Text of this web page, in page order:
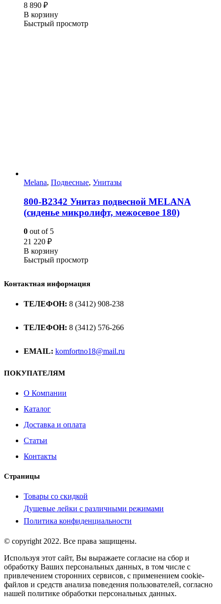
8 890 ₽
В корзину
Быстрый просмотр
Melana, Подвесные, Унитазы
800-В2342 Унитаз подвесной MELANA
(сиденье микролифт, межосевое 180)
0 out of 5
21 220 ₽
В корзину
Быстрый просмотр
Контактная информация
ТЕЛЕФОН: 8 (3412) 908-238
ТЕЛЕФОН: 8 (3412) 576-266
EMAIL: komfortno18@mail.ru
ПОКУПАТЕЛЯМ
О Компании
Каталог
Доставка и оплата
Статьи
Контакты
Страницы
Товары со скидкой
Душевые лейки с различными режимами
Политика конфиденциальности
© copyright 2022. Все права защищены.
Используя этот сайт, Вы выражаете согласие на сбор и
обработку Ваших персональных данных, в том числе с
привлечением сторонних сервисов, с применением cookie-
файлов и средств анализа поведения пользователей, согласно
нашей политике обработки персональных данных.